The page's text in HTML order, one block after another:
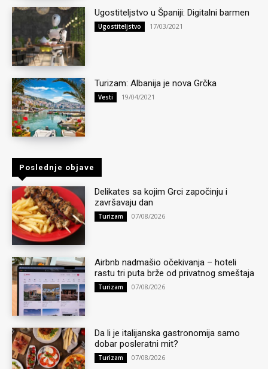
Ugostiteljstvo u Španiji: Digitalni barmen
Ugostiteljstvo 17/03/2021
Turizam: Albanija je nova Grčka
Vesti 19/04/2021
Poslednje objave
Delikates sa kojim Grci započinju i
završavaju dan
Turizam 07/08/2026
Airbnb nadmašio očekivanja – hoteli
rastu tri puta brže od privatnog smeštaja
Turizam 07/08/2026
Da li je italijanska gastronomija samo
dobar posleratni mit?
Turizam 07/08/2026